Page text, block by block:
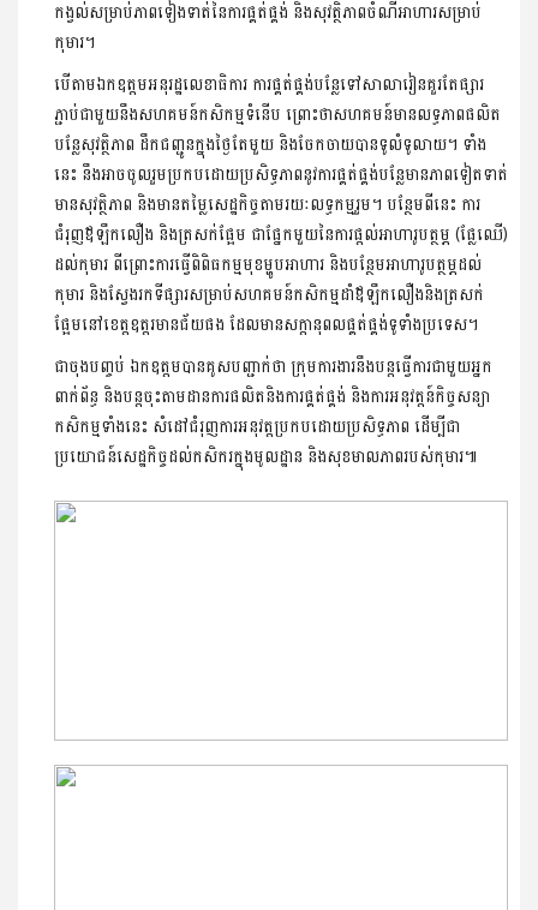
កង្វល់សម្រាប់ភាពទៀងទាត់នៃការផ្គត់ផ្គង់ និងសុវត្ថិភាពចំណីអាហារសម្រាប់
កុមារ។
បើតាមឯកឧត្តមអនុរដ្ឋលេខាធិការ ការផ្គត់ផ្គង់បន្លែទៅសាលារៀនគួរតែផ្សារ
ភ្ជាប់ជាមួយនឹងសហគមន៍កសិកម្មទំនើប ព្រោះថាសហគមន៍មានលទ្ធភាពផលិត
បន្លែសុវត្ថិភាព ដឹកជញ្ជូនក្នុងថ្ងៃតែមួយ និងចែកចាយបានទូលំទូលាយ។ ទាំង
នេះ នឹងអាចចូលរួមប្រកបដោយប្រសិទ្ធភាពនូវការផ្គត់ផ្គង់បន្លែមានភាពទៀតទាត់
មានសុវត្ថិភាព និងមានតម្លៃសេដ្ឋកិច្ចតាមរយៈលទ្ធកម្មរួម។ បន្ថែមពីនេះ ការ
ជំរុញឪឡឹកលឿង និងត្រសក់ផ្អែម ជាផ្នែកមួយនៃការផ្ដល់អាហារូបត្ថម្ភ (ផ្លែឈើ)
ដល់កុមារ ពីព្រោះការធ្វើពិពិធកម្មមុខម្ហូបអាហារ និងបន្ថែមអាហារូបត្ថម្ភដល់
កុមារ និងស្វែងរកទីផ្សារសម្រាប់សហគមន៍កសិកម្មដាំឪឡឹកលឿងនិងត្រសក់
ផ្អែមនៅខេត្តឧត្ដរមានជ័យផង ដែលមានសក្ដានុពលផ្គត់ផ្គង់ទូទាំងប្រទេស។
ជាចុងបញ្ចប់ ឯកឧត្តមបានគូសបញ្ជាក់ថា ក្រុមការងារនឹងបន្ដធ្វើការជាមួយអ្នក
ពាក់ព័ន្ធ និងបន្តចុះតាមដានការផលិតនិងការផ្គត់ផ្គង់ និងការអនុវត្តន៍កិច្ចសន្យា
កសិកម្មទាំងនេះ សំដៅជំរុញការអនុវត្តប្រកបដោយប្រសិទ្ធភាព ដើម្បីជា
ប្រយោជន៍សេដ្ឋកិច្ចដល់កសិករក្នុងមូលដ្ឋាន និងសុខមាលភាពរបស់កុមារ៕